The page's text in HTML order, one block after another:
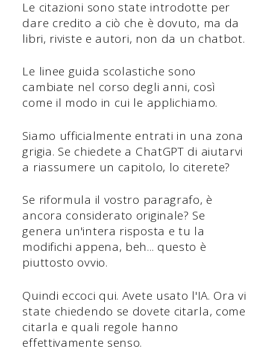
Le citazioni sono state introdotte per
dare credito a ciò che è dovuto, ma da
libri, riviste e autori, non da un chatbot.
Le linee guida scolastiche sono
cambiate nel corso degli anni, così
come il modo in cui le applichiamo.
Siamo ufficialmente entrati in una zona
grigia. Se chiedete a ChatGPT di aiutarvi
a riassumere un capitolo, lo citerete?
Se riformula il vostro paragrafo, è
ancora considerato originale? Se
genera un'intera risposta e tu la
modifichi appena, beh... questo è
piuttosto ovvio.
Quindi eccoci qui. Avete usato l'IA. Ora vi
state chiedendo se dovete citarla, come
citarla e quali regole hanno
effettivamente senso.